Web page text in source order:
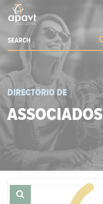
grow your business
DIRECTÓRIO DE
ASSOCIADOS